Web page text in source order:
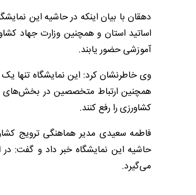
دهقان با بیان اینکه در حاشیه این
اساتید استان و همچنین وزارت جهاد
آموزشی حضور یابند.
وی خاطرنشان کرد: این نمایشگاه تنها
همچنین ارتباط متخصصین در
کشاورزی را رفع کنند.
فاطمه سعیدی مدیر هماهنگی ترویج
حاشیه این نمایشگاه خبر داد و گفت:
می‌گیرد.